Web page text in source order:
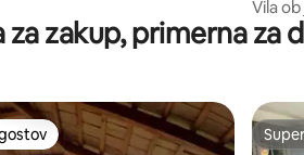
Vila
savno
za zakup, primerna za
prenočišča z značko »Izbira